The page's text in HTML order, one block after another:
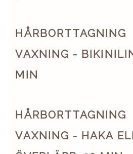
HÅRBORTTAGNING
VAXNING -
MIN
HÅRBORTTAGNING
VAXNING - HAKA